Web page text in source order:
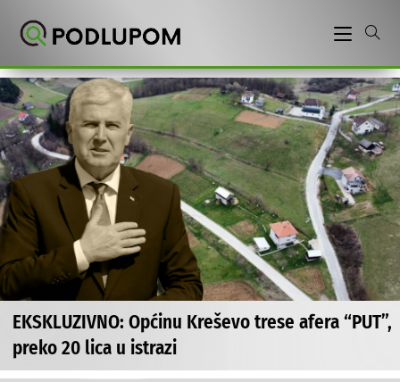
EKSKLUZIVNO: Općinu Kreševo trese afera “PUT”,
preko 20 lica u istrazi